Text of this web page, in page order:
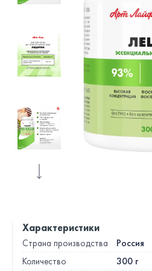
Характеристики
Страна производства Россия
Количество 300 г